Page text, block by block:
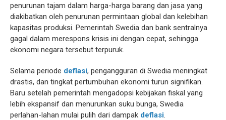
penurunan tajam dalam harga-harga barang dan jasa yang
diakibatkan oleh penurunan permintaan global dan kelebihan
kapasitas produksi. Pemerintah Swedia dan bank sentralnya
gagal dalam merespons krisis ini dengan cepat, sehingga
ekonomi negara tersebut terpuruk.
Selama periode deflasi, pengangguran di Swedia meningkat
drastis, dan tingkat pertumbuhan ekonomi turun signifikan.
Baru setelah pemerintah mengadopsi kebijakan fiskal yang
lebih ekspansif dan menurunkan suku bunga, Swedia
perlahan-lahan mulai pulih dari dampak deflasi.